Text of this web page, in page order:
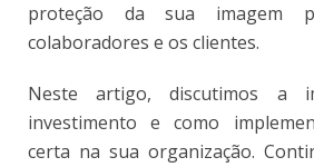
proteção da sua imagem
colaboradores e os clientes.
Neste artigo, discutimos a
investimento e como
certa na sua organização.